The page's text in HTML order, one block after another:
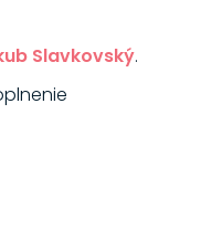
Slavkovský.